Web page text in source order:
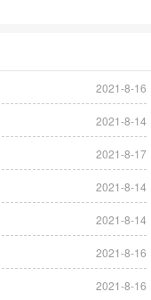
2021-8-16
2021-8-14
2021-8-17
2021-8-14
2021-8-14
2021-8-16
2021-8-16